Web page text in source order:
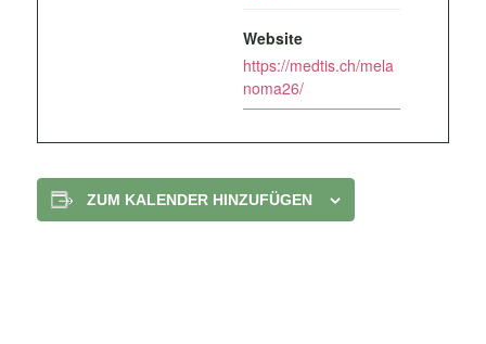
Website
https://medtis.ch/mela
noma26/
ZUM KALENDER HINZUFÜGEN